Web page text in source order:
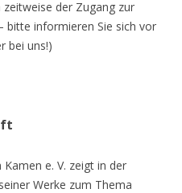
der Zugang zur
bitte informieren Sie sich vor
bei uns!)
e. V. zeigt in der
Werke zum Thema